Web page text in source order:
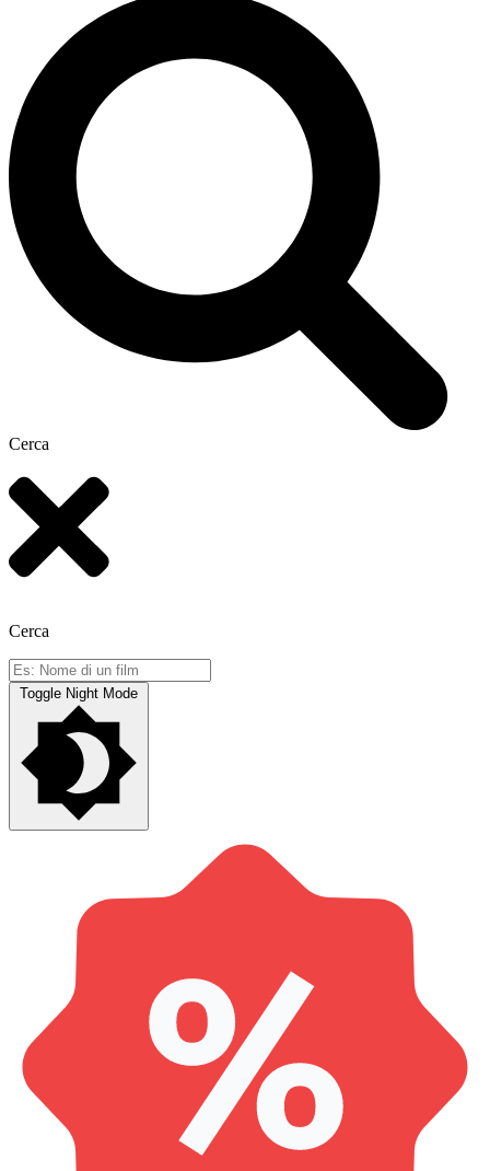
Cerca
Cerca
Toggle Night Mode